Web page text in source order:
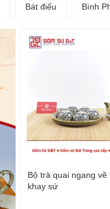
Bát điếu Bình
Bộ trà quai ngang vẽ
khay sứ